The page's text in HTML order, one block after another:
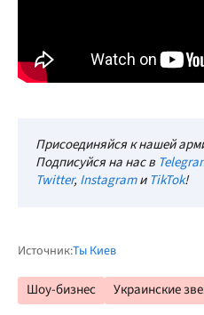
Присоединяйся к нашей
Подписуйся на нас в
Twitter, InstagramиTikTok!
Источник:Ты Киев
Шоу-бизнес Украинские